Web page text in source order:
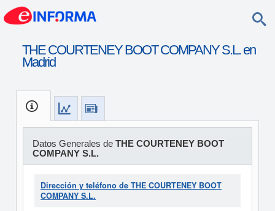
THE COURTENEY BOOT COMPANY S.L. en
Madrid
Datos Generales de THE COURTENEY BOOT
COMPANY S.L.
Dirección y teléfono de THE COURTENEY BOOT
COMPANY S.L.